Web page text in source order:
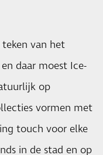
van het
daar moest Ice-
op
vormen met
touch voor elke
in de stad en op